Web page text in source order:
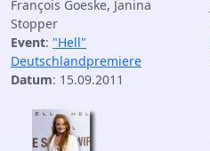
François Goeske, Janina
Stopper
Event: "Hell"
Deutschlandpremiere
Datum: 15.09.2011